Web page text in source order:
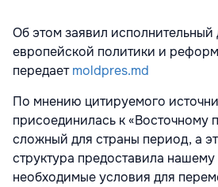
Об этом заявил исполнительный
европейской политики и
передаетmoldpres.md
По мнению цитируемого
присоединилась к «Восточному
сложный для страны период, а
структура предоставила нашему
необходимые условия для